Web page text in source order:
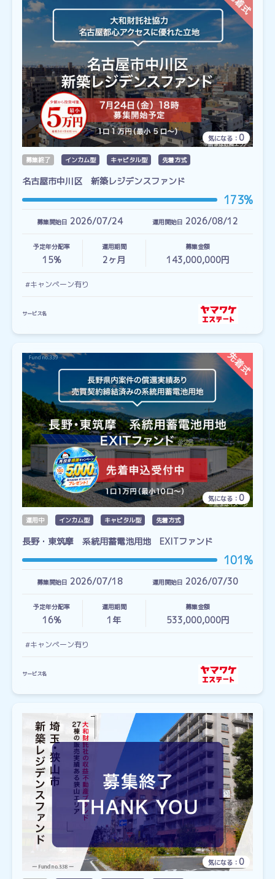
気になる： 0
募集終了 インカム型 キャピタル型 先着方式
名古屋市中川区 新築レジデンスファンド
173%
募集開始日 2026/07/24 運用開始日 2026/08/12
予定年分配率
15%
運用期間
2ヶ月
募集金額
143,000,000円
#キャンペーン有り
サービス名
気になる： 0
運用中 インカム型 キャピタル型 先着方式
長野・東筑摩 系統用蓄電池用地 EXITファンド
101%
募集開始日 2026/07/18 運用開始日 2026/07/30
予定年分配率
16%
運用期間
1 年
募集金額
533,000,000円
#キャンペーン有り
サービス名
気になる： 0